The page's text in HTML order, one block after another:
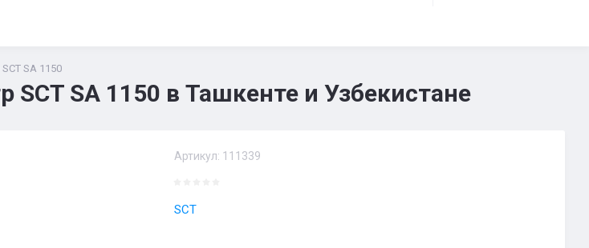
SA 1150
SA 1150 в Ташкенте и Узбекистане
Артикул: 111339
SCT